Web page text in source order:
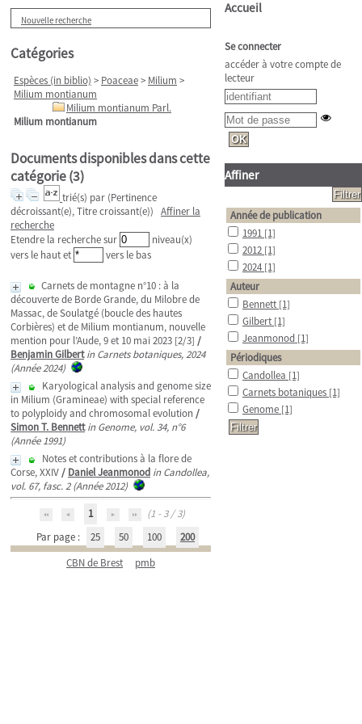
Nouvelle recherche
Catégories
Espèces (in biblio) > Poaceae> Milium >
Milium montianum
Milium montianum Parl.
Milium montianum
Documents disponibles dans cette
catégorie (3)
trié(s) par (Pertinence
décroissant(e), Titre croissant(e)) Affiner la
recherche
Etendre la recherche sur
niveau(x)
vers le haut et
vers le bas
Carnets de montagne n°10 : à la
découverte de Borde Grande, du Milobre de
Massac, de Soulatgé (boucle des hautes
Corbières) et de Milium montianum, nouvelle
mention pour l’Aude, 9 et 10 mai 2023 [2/3] /
Benjamin Gilbert in Carnets botaniques, 2024
(Année 2024)
Karyological analysis and genome size
in Milium (Gramineae) with special reference
to polyploidy and chromosomal evolution /
Simon T. Bennett in Genome, vol. 34, n°6
(Année 1991)
Notes et contributions à la flore de
Corse, XXIV/ Daniel Jeanmonod in Candollea,
vol. 67, fasc. 2 (Année 2012)
1
(1 - 3 / 3)
Par page :
25 50 100
200
CBN de Brest
pmb
Accueil
Se connecter
accéder à votre compte de
lecteur
Affiner
Année de publication
1991 [1]
2012 [1]
2024 [1]
Auteur
Bennett [1]
Gilbert [1]
Jeanmonod [1]
Périodiques
Candollea [1]
Carnets botaniques [1]
Genome [1]